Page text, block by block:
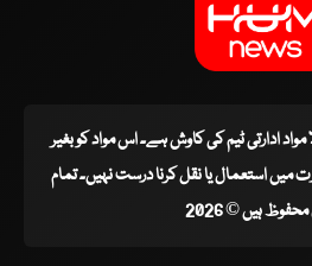
مواد ادارتی ٹیم کی کاوش ہے۔ اس مواد کو بغیر
استعمال یا نقل کرنا درست نہیں۔ تمام
ہیں © 2026